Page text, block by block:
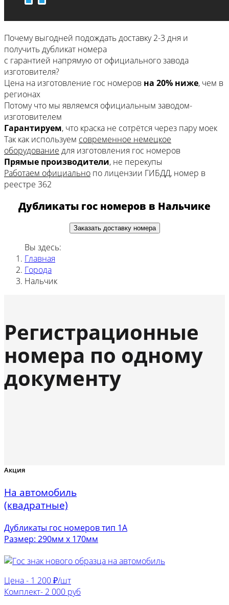
Почему выгодней подождать доставку 2-3 дня и
получить дубликат номера
с гарантией напрямую от официального завода
изготовителя?
Цена на изготовление гос номеров на 20% ниже, чем в
регионах
Потому что мы являемся официальным заводом-
изготовителем
Гарантируем, что краска не сотрётся через пару моек
Так как используем современное немецкое
оборудование для изготовления гос номеров
Прямые производители, не перекупы
Работаем официально по лицензии ГИБДД, номер в
реестре 362
Дубликаты гос номеров в Нальчике
Заказать доставку номера
Вы здесь:
Главная
Города
Нальчик
Регистрационные
номера по одному
документу
Акция
На автомобиль
(квадратные)
Дубликаты гос номеров тип 1А
Размер: 290мм х 170мм
Цена - 1 200 ₽/шт
Комплект- 2 000 руб